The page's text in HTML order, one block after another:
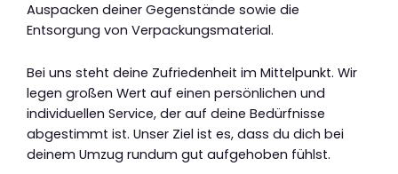
Auspacken deiner Gegenstände sowie die
Entsorgung von Verpackungsmaterial.
Bei uns steht deine Zufriedenheit im Mittelpunkt. Wir
legen großen Wert auf einen persönlichen und
individuellen Service, der auf deine Bedürfnisse
abgestimmt ist. Unser Ziel ist es, dass du dich bei
deinem Umzug rundum gut aufgehoben fühlst.